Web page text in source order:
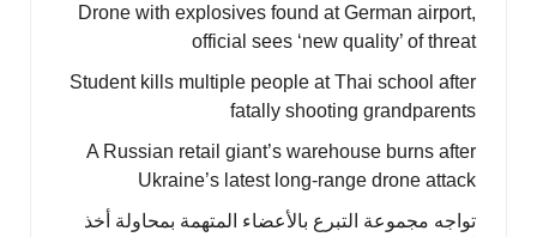
Drone with explosives found at German airport,
official sees ‘new quality’ of threat
Student kills multiple people at Thai school after
fatally shooting grandparents
A Russian retail giant’s warehouse burns after
Ukraine’s latest long-range drone attack
تواجه مجموعة التبرع بالأعضاء المتهمة بمحاولة أخذ